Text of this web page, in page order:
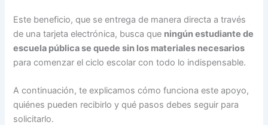
Este beneficio, que se entrega de manera directa a través
de una tarjeta electrónica, busca que ningún estudiante de
escuela pública se quede sin los materiales necesarios
para comenzar el ciclo escolar con todo lo indispensable.
A continuación, te explicamos cómo funciona este apoyo,
quiénes pueden recibirlo y qué pasos debes seguir para
solicitarlo.